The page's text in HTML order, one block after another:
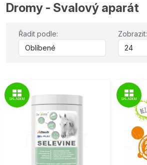
Dromy - Svalový aparát
Řadit podle: Zobrazit:
SKLADEM SKLADEM